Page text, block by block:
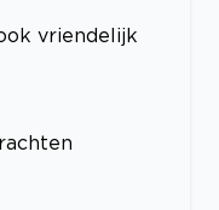
vriendelijk